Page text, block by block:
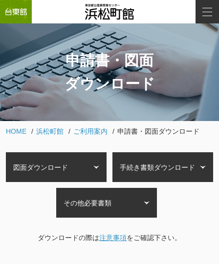
申請書・図面
ダウンロード
HOME 浜松町館 ご利用案内 申請書・図面ダウンロード
図面ダウンロード 手続き書類ダウンロード
その他必要書類
ダウンロードの際は注意事項をご確認下さい。